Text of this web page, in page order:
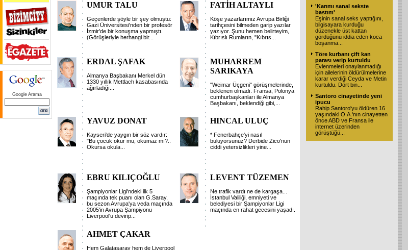
Google Arama
UMUR TALU
Geçenlerde şöyle bir şey olmuştu:
Gazi Üniversitesi'nden bir profesör
İzmir'de bir konuşma yapmıştı.
(Görüşleriyle herhangi bir...
FATİH ALTAYLI
Köşe yazarlarımız Avrupa Birliği
tarihçesini bilmeden garip yazılar
yazıyor. Şunu hemen belirteyim,
Kıbrıslı Rumların, "Kıbrıs...
ERDAL ŞAFAK
Almanya Başbakanı Merkel dün
1330 yıllık Mettlach kasabasında
ağırladığı...
MUHARREM
SARIKAYA
"Weimar Üçgeni" görüşmelerinde,
beklenen olmadı. Fransa, Polonya
cumhurbaşkanları ile Almanya
Başbakanı, beklendiği gibi,...
YAVUZ DONAT
Kayseri'de yaygın bir söz vardır:
"Bu çocuk okur mu, okumaz mı?..
Okursa okula...
HINCAL ULUÇ
* Fenerbahçe'yi nasıl
buluyorsunuz? Derbide Zico'nun
ciddi yetersizlikleri yine...
EBRU KILIÇOĞLU
Şampiyonlar Ligi'ndeki ilk 5
maçında tek puanı olan G.Saray,
bu sezon Avrupa'ya veda maçında
2005'in Avrupa Şampiyonu
Liverpool'u devirip...
LEVENT TÜZEMEN
Ne trafik vardı ne de kargaşa...
İstanbul Valiliği, emniyeti ve
belediyesi bir Şampiyonlar Ligi
maçında en rahat gecesini yaşadı.
AHMET ÇAKAR
Hem Galatasaray hem de Liverpool
'Karımı sanal sekste
bastım'
Eşinin sanal seks yaptığını,
bilgisayara kurduğu
düzenekle üst kattan
gördüğünü iddia eden koca
boşanma...
Töre kurbanı çift kan
parası verip kurtuldu
Evlenmeleri onaylanmadığı
için ailelerinin öldürülmelerine
karar verdiği Ceyda ve Metin
kurtuldu. Dört bin...
Santoro cinayetinde yeni
ipucu
Rahip Santoro'yu öldüren 16
yaşındaki O.A.'nın cinayetten
önce ABD ve Fransa ile
internet üzerinden
görüştüğü...